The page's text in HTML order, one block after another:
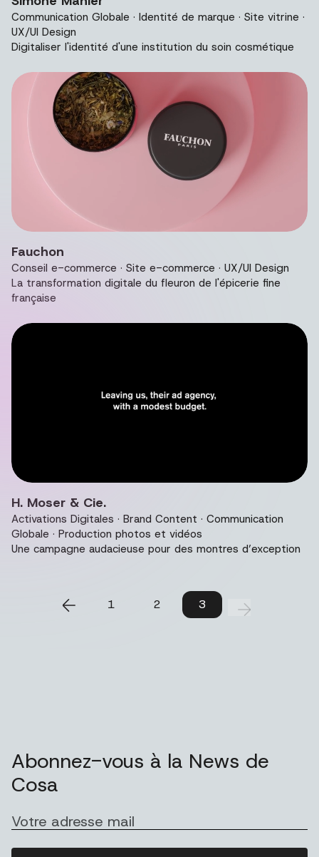
Communication Globale · Identité de marque · Site vitrine ·
UX/UI Design
Digitaliser l'identité d'une institution du soin cosmétique
Fauchon
Conseil e-commerce · Site e-commerce · UX/UI Design
La transformation digitale du fleuron de l'épicerie fine
française
H. Moser & Cie.
Activations Digitales · Brand Content · Communication
Globale · Production photos et vidéos
Une campagne audacieuse pour des montres d’exception
1 2 3
Abonnez-vous à la News de
Cosa
E-